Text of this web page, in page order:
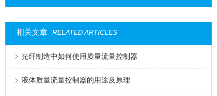
相关文章 RELATED ARTICLES
光纤制造中如何使用质量流量控制器
液体质量流量控制器的用途及原理